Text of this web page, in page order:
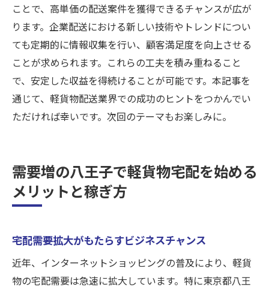
ことで、高単価の配送案件を獲得できるチャンスが広が
ります。企業配送における新しい技術やトレンドについ
ても定期的に情報収集を行い、顧客満足度を向上させる
ことが求められます。これらの工夫を積み重ねること
で、安定した収益を得続けることが可能です。本記事を
通じて、軽貨物配送業界での成功のヒントをつかんでい
ただければ幸いです。次回のテーマもお楽しみに。
需要増の八王子で軽貨物宅配を始める
メリットと稼ぎ方
宅配需要拡大がもたらすビジネスチャンス
近年、インターネットショッピングの普及により、軽貨
物の宅配需要は急速に拡大しています。特に東京都八王